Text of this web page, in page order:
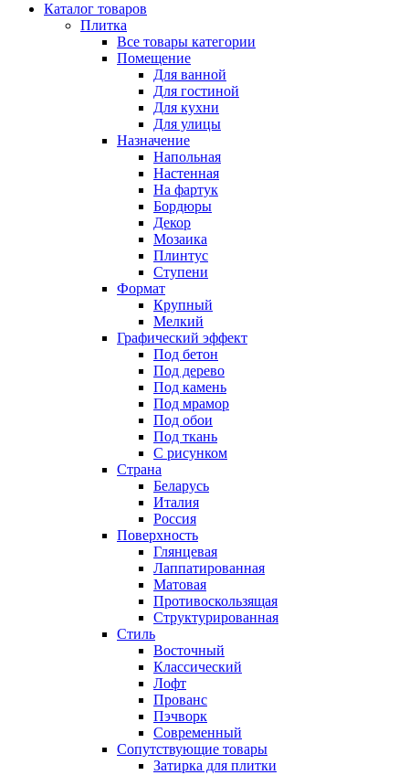
Каталог товаров
Плитка
Все товары категории
Помещение
Для ванной
Для гостиной
Для кухни
Для улицы
Назначение
Напольная
Настенная
На фартук
Бордюры
Декор
Мозаика
Плинтус
Ступени
Формат
Крупный
Мелкий
Графический эффект
Под бетон
Под дерево
Под камень
Под мрамор
Под обои
Под ткань
С рисунком
Страна
Беларусь
Италия
Россия
Поверхность
Глянцевая
Лаппатированная
Матовая
Противоскользящая
Структурированная
Стиль
Восточный
Классический
Лофт
Прованс
Пэчворк
Современный
Сопутствующие товары
Затирка для плитки